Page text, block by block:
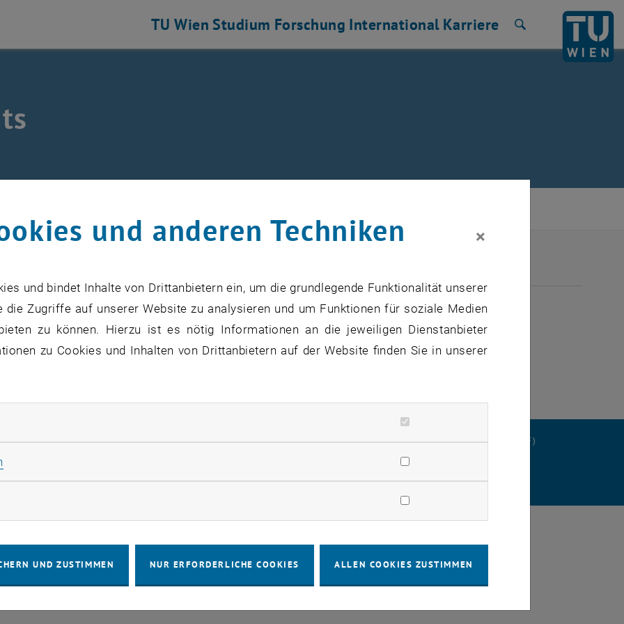
TU Wien Studium Forschung International Karriere
VERANSTALTUNGEN VOM 14. JULI 2026
Veranstaltungen in der aktuellen Ansicht.
IMPRESSUM BARRIEREFREIHEITSERKLÄRUNG DATENSCHUTZERKLÄRUNG (PDF)
COOKIEEINSTELLUNGEN
und anderen Techniken ×
und bindet Inhalte von Drittanbietern ein, um die grundlegende Funktionalität unserer
Zugriffe auf unserer Website zu analysieren und um Funktionen für soziale Medien
zu können. Hierzu ist es nötig Informationen an die jeweiligen Dienstanbieter
zu Cookies und Inhalten von Drittanbietern auf der Website finden Sie in unserer
Cookies zulassen
UND ZUSTIMMEN NUR ERFORDERLICHE COOKIES ALLEN COOKIES ZUSTIMMEN